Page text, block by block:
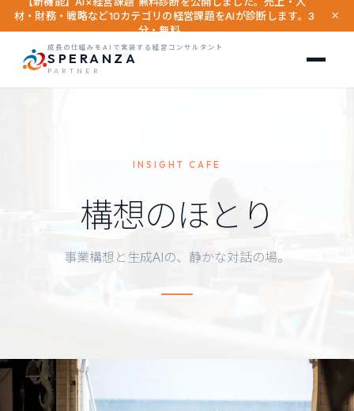
材・財務・戦略など10カテゴリの経営課題をAIが診断します。3
分・無料。
×
成長の仕組みをAIで実装する経営コンサルタント
SPERANZA
PARTNER
INSIGHT CAFE
構想のほとり
事業構想と生成AIの、静かな対話の場。